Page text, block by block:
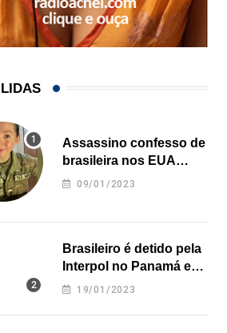
Assassino confesso de
brasileira nos EUA
revela onde deixou o
09/01/2023
Brasileiro é detido pela
Interpol no Panamá e
pode pegar prisão
19/01/2023